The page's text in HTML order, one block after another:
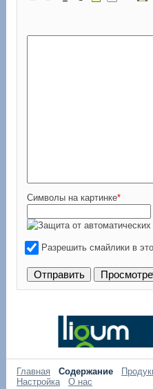
Символы на картинке*
Разрешить смайлики в
Главная Содержание
Настройка
О нас